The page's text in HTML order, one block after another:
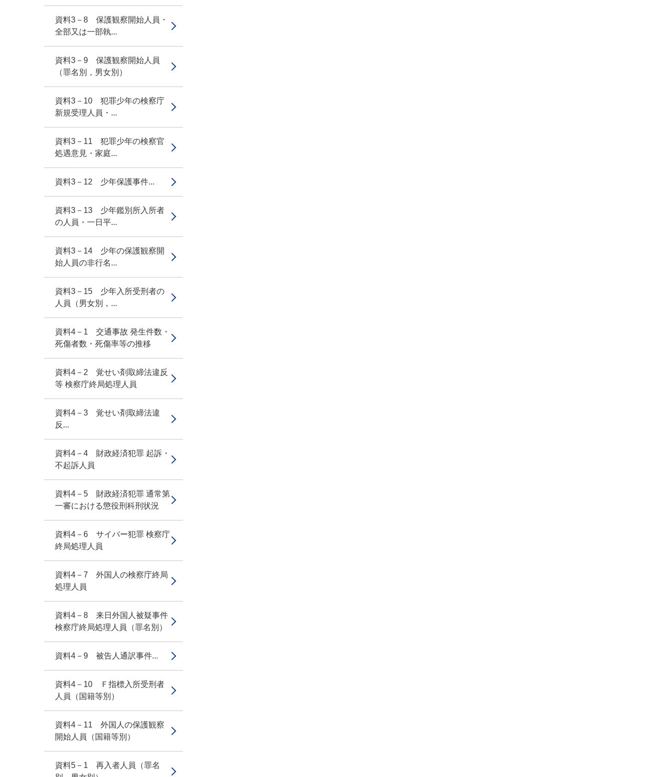
資料3－8 保護観察開始人員・
全部又は一部執...
資料3－9 保護観察開始人員
（罪名別，男女別）
資料3－10 犯罪少年の検察庁
新規受理人員・...
資料3－11 犯罪少年の検察官
処遇意見・家庭...
資料3－12 少年保護事件...
資料3－13 少年鑑別所入所者
の人員・一日平...
資料3－14 少年の保護観察開
始人員の非行名...
資料3－15 少年入所受刑者の
人員（男女別，...
資料4－1 交通事故 発生件数・
死傷者数・死傷率等の推移
資料4－2 覚せい剤取締法違反
等 検察庁終局処理人員
資料4－3 覚せい剤取締法違
反...
資料4－4 財政経済犯罪 起訴・
不起訴人員
資料4－5 財政経済犯罪 通常第
一審における懲役刑科刑状況
資料4－6 サイバー犯罪 検察庁
終局処理人員
資料4－7 外国人の検察庁終局
処理人員
資料4－8 来日外国人被疑事件
検察庁終局処理人員（罪名別）
資料4－9 被告人通訳事件...
資料4－10 Ｆ指標入所受刑者
人員（国籍等別）
資料4－11 外国人の保護観察
開始人員（国籍等別）
資料5－1 再入者人員（罪名